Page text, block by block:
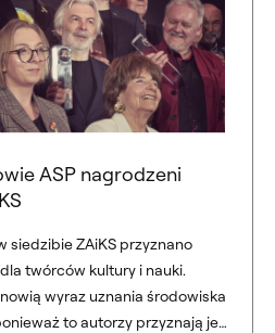
ASP nagrodzeni
siedzibie ZAiKS przyznano
twórców kultury i nauki.
wyraz uznania środowiska
to autorzy przyznają je